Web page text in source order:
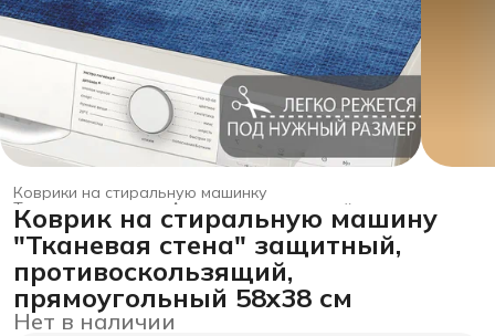
Коврики на стиральную машинку
Аксессуары для ванной и туалета
Товары для дома
Главная ›
Коврик на стиральную машину
"Тканевая стена" защитный,
противоскользящий,
прямоугольный 58x38 см
Нет в наличии